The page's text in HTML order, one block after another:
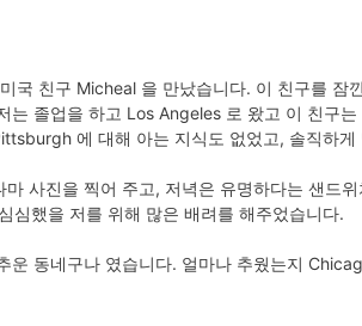
국 친구 Micheal 을 만났습니다. 이 친구를
는 졸업을 하고 Los Angeles 로 왔고 이 친구
에 대해 아는 지식도 없었고, 솔직하
사진을 찍어 주고, 저녁은 유명하다는 샌드
심했을 저를 위해 많은 배려를 해주었습니다.
운 동네구나 였습니다. 얼마나 추웠는지